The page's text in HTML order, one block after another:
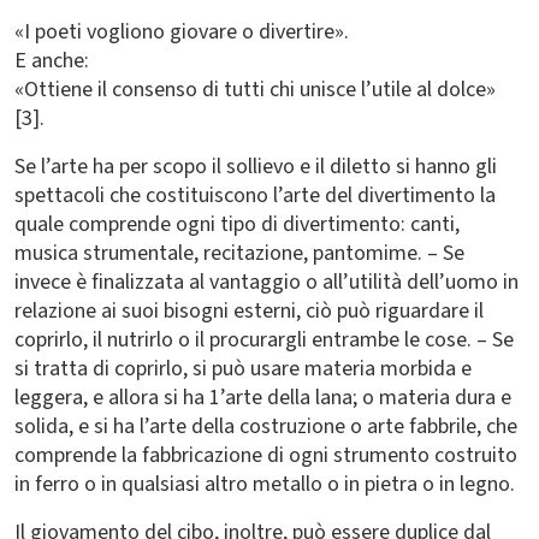
«I poeti vogliono giovare o divertire».
E anche:
«Ottiene il consenso di tutti chi unisce l’utile al dolce»
[3].
Se l’arte ha per scopo il sollievo e il diletto si hanno gli
spettacoli che costituiscono l’arte del divertimento la
quale comprende ogni tipo di divertimento: canti,
musica strumentale, recitazione, pantomime. – Se
invece è finalizzata al vantaggio o all’utilità dell’uomo in
relazione ai suoi bisogni esterni, ciò può riguardare il
coprirlo, il nutrirlo o il procurargli entrambe le cose. – Se
si tratta di coprirlo, si può usare materia morbida e
leggera, e allora si ha 1’arte della lana; o materia dura e
solida, e si ha l’arte della costruzione o arte fabbrile, che
comprende la fabbricazione di ogni strumento costruito
in ferro o in qualsiasi altro metallo o in pietra o in legno.
Il giovamento del cibo, inoltre, può essere duplice dal